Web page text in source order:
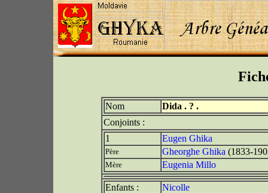
Nom
Dida . ? .
Conjoints :
1
Eugen Ghika
Père Gheorghe Ghika (1833-
Mère Eugenia Millo
Enfants : Nicolle